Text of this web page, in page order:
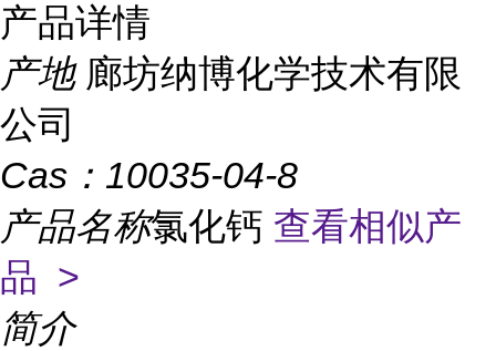
产品详情
产地 廊坊纳博化学技术有限
公司
Cas： 10035-04-8
产品名称氯化钙 查看相似产
品 >
简介